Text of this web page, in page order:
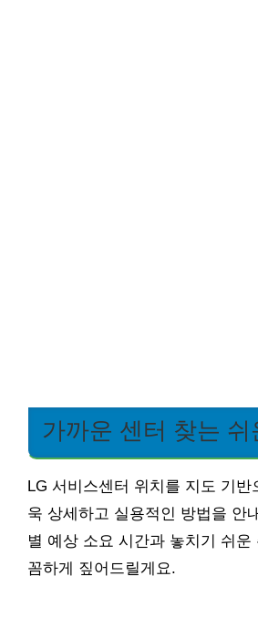
가까운 센터 찾는 쉬
LG 서비스센터 위치를 지도 기반
욱 상세하고 실용적인 방법을 안
별 예상 소요 시간과 놓치기 쉬운
꼼하게 짚어드릴게요.